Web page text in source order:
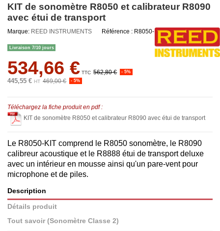
KIT de sonomètre R8050 et calibrateur R8090
avec étui de transport
Marque: REED INSTRUMENTS Référence : R8050-KIT-RE
Livraison 7/10 jours
534,66 € TTC 562,80 € - 5%
445,55 € HT 469,00 € - 5%
Téléchargez la fiche produit en pdf :
KIT de sonomètre R8050 et calibrateur R8090 avec étui de transport
Le R8050-KIT comprend le R8050 sonomètre, le R8090
calibreur acoustique et le R8888 étui de transport deluxe
avec un intérieur en mousse ainsi qu'un pare-vent pour
microphone et de piles.
Description
Détails produit
Tout savoir (Sonomètre Classe 2)